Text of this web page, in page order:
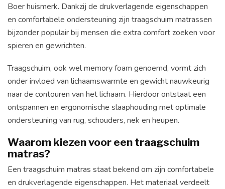
Boer huismerk. Dankzij de drukverlagende eigenschappen
en comfortabele ondersteuning zijn traagschuim matrassen
bijzonder populair bij mensen die extra comfort zoeken voor
spieren en gewrichten.
Traagschuim, ook wel memory foam genoemd, vormt zich
onder invloed van lichaamswarmte en gewicht nauwkeurig
naar de contouren van het lichaam. Hierdoor ontstaat een
ontspannen en ergonomische slaaphouding met optimale
ondersteuning van rug, schouders, nek en heupen.
Waarom kiezen voor een traagschuim
matras?
Een traagschuim matras staat bekend om zijn comfortabele
en drukverlagende eigenschappen. Het materiaal verdeelt